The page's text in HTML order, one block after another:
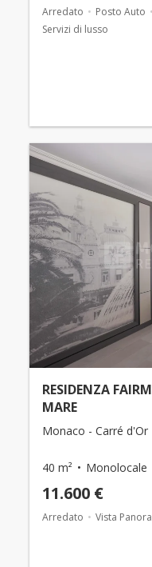
Arredato Posto Auto
Servizi di lusso
RESIDENZA
MARE
Monaco - Carré d'Or
40 m² Monolocale
11.600 €
Arredato Vista